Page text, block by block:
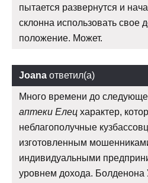
пытается развернутся и
склонна использовать
положение. Может.
Joana ответил(а)
Много времени до
аптеки Елец характер,
неблагополучные
изготовленным
индивидуальными
уровнем дохода. Болденона